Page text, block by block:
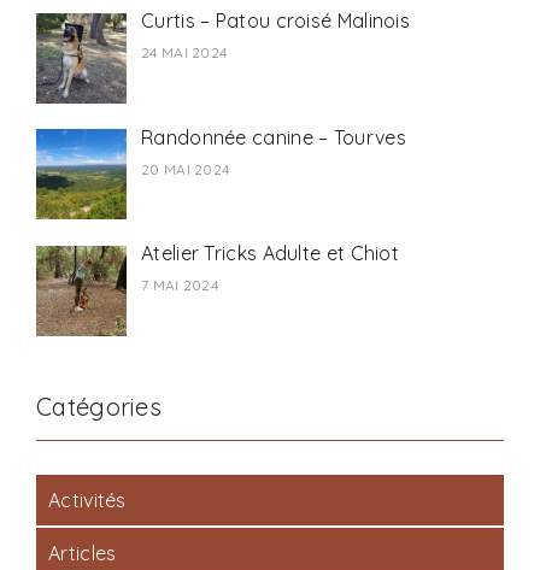
Curtis – Patou croisé Malinois
24 MAI 2024
Randonnée canine – Tourves
20 MAI 2024
Atelier Tricks Adulte et Chiot
7 MAI 2024
Catégories
Activités
Articles